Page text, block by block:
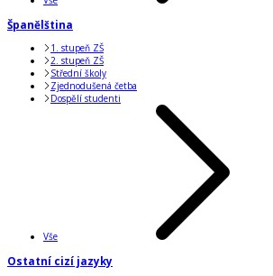
Španělština
1. stupeň ZŠ
2. stupeň ZŠ
Střední školy
Zjednodušená četba
Dospělí studenti
Vše
Ostatní cizí jazyky